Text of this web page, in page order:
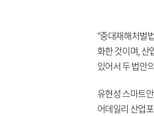
“중대재해처벌
화한 것이며, 산
있어서 두 법안
유현성 스마트
어데일리 산업